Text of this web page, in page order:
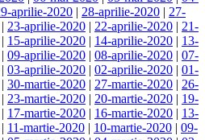
aprilie-2020 | 28-aprilie-2020 | 27-
| 23-aprilie-2020 | 22-aprilie-2020 | 21-
| 15-aprilie-2020 | 14-aprilie-2020 | 13-
| 09-aprilie-2020 | 08-aprilie-2020 | 07-
| 03-aprilie-2020 | 02-aprilie-2020 | 01-
| 30-martie-2020 | 27-martie-2020 | 26-
| 23-martie-2020 | 20-martie-2020 | 19-
| 17-martie-2020 | 16-martie-2020 | 13-
| 11-martie-2020 | 10-martie-2020 | 09-